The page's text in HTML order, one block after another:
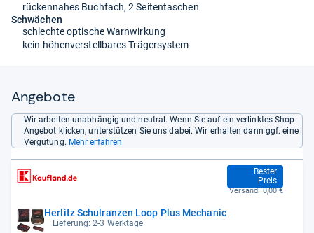
rückennahes Buchfach, 2 Seitentaschen
Schwächen
schlechte optische Warnwirkung
kein höhenverstellbares Trägersystem
Angebote
Wir arbeiten unabhängig und neutral. Wenn Sie auf ein verlinktes Shop-
Angebot klicken, unterstützen Sie uns dabei. Wir erhalten dann ggf. eine
Vergütung. Mehr erfahren
Herlitz Schulranzen Loop Plus Mechanic
Lieferung: 2-3 Werktage
Bester
Preis
89,95 €
Versand: 0,00 €